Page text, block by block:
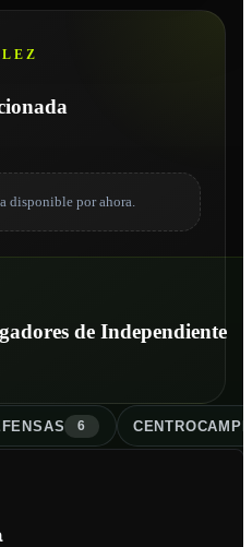
disponible por ahora.
de Independiente
S 6